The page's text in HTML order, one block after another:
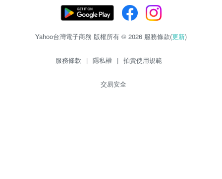
Yahoo台灣電子商務 版權所有 © 2026 服務條款(更新)
服務條款 | 隱私權 | 拍賣使用規範
交易安全